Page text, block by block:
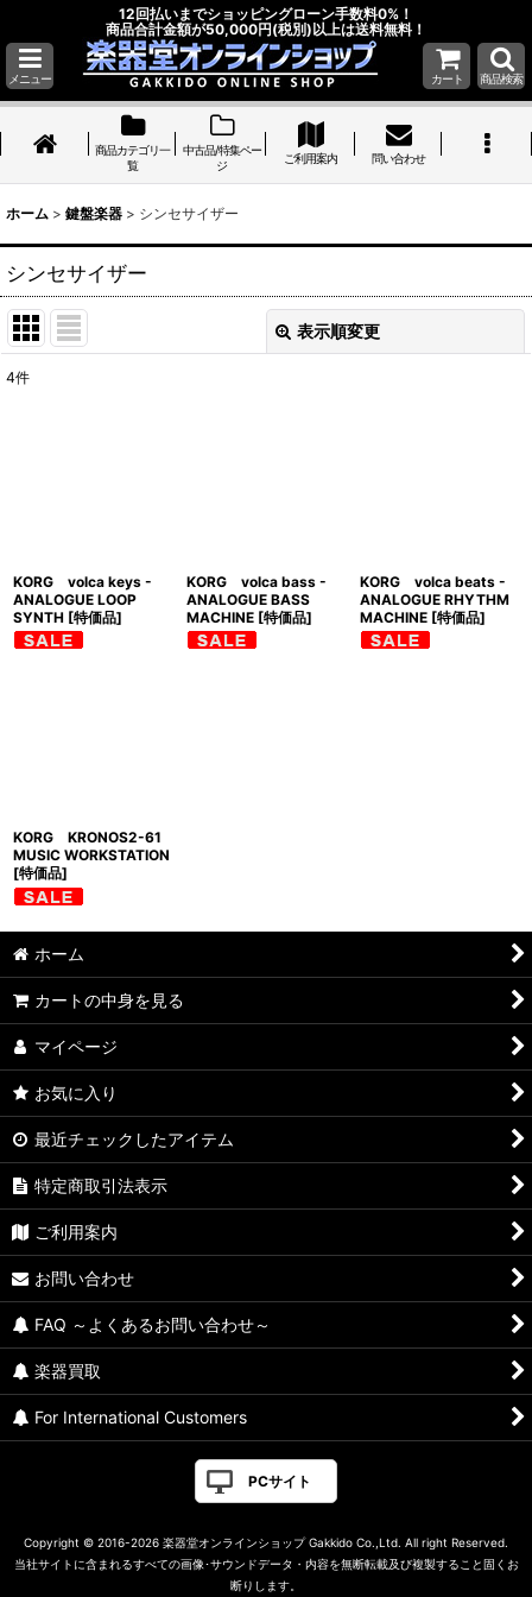
12回払いまでショッピングローン手数料0%！
商品合計金額が50,000円(税別)以上は送料無料！
メニュー カート 商品検索
商品カテゴリ一
覧
中古品/特集ペー
ジ
ご利用案内 問い合わせ
ホーム > 鍵盤楽器 > シンセサイザー
シンセサイザー
表示順変更
4件
KORG volca keys -
ANALOGUE LOOP
SYNTH [特価品]
KORG volca bass -
ANALOGUE BASS
MACHINE [特価品]
KORG volca beats -
ANALOGUE RHYTHM
MACHINE [特価品]
KORG KRONOS2-61
MUSIC WORKSTATION
[特価品]
ホーム
カートの中身を見る
マイページ
お気に入り
最近チェックしたアイテム
特定商取引法表示
ご利用案内
お問い合わせ
FAQ ～よくあるお問い合わせ～
楽器買取
For International Customers
PCサイト
Copyright © 2016-2026 楽器堂オンラインショップ Gakkido Co.,Ltd. All right Reserved.
当社サイトに含まれるすべての画像･サウンドデータ・内容を無断転載及び複製すること固くお
断りします。